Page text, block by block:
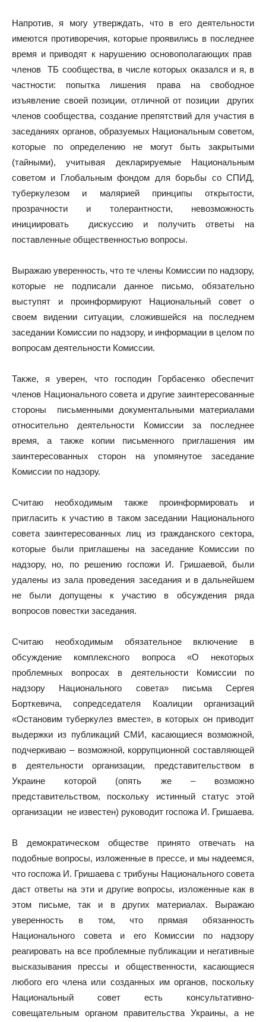
Напротив, я могу утверждать, что в его деятельности
имеются противоречия, которые проявились в последнее
время и приводят к нарушению основополагающих прав
членов ТБ сообщества, в числе которых оказался и я, в
частности: попытка лишения права на свободное
изъявление своей позиции, отличной от позиции других
членов сообщества, создание препятствий для участия в
заседаниях органов, образуемых Национальным советом,
которые по определению не могут быть закрытыми
(тайными), учитывая декларируемые Национальным
советом и Глобальным фондом для борьбы со СПИД,
туберкулезом и малярией принципы открытости,
прозрачности и толерантности, невозможность
инициировать дискуссию и получить ответы на
поставленные общественностью вопросы.
Выражаю уверенность, что те члены Комиссии по надзору,
которые не подписали данное письмо, обязательно
выступят и проинформируют Национальный совет о
своем видении ситуации, сложившейся на последнем
заседании Комиссии по надзору, и информации в целом по
вопросам деятельности Комиссии.
Также, я уверен, что господин Горбасенко обеспечит
членов Национального совета и другие заинтересованные
стороны письменными документальными материалами
относительно деятельности Комиссии за последнее
время, а также копии письменного приглашения им
заинтересованных сторон на упомянутое заседание
Комиссии по надзору.
Считаю необходимым также проинформировать и
пригласить к участию в таком заседании Национального
совета заинтересованных лиц из гражданского сектора,
которые были приглашены на заседание Комиссии по
надзору, но, по решению госпожи И. Гришаевой, были
удалены из зала проведения заседания и в дальнейшем
не были допущены к участию в обсуждения ряда
вопросов повестки заседания.
Считаю необходимым обязательное включение в
обсуждение комплексного вопроса «О некоторых
проблемных вопросах в деятельности Комиссии по
надзору Национального совета» письма Сергея
Борткевича, сопредседателя Коалиции организаций
«Остановим туберкулез вместе», в которых он приводит
выдержки из публикаций СМИ, касающиеся возможной,
подчеркиваю – возможной, коррупционной составляющей
в деятельности организации, представительством в
Украине которой (опять же – возможно
представительством, поскольку истинный статус этой
организации не известен) руководит госпожа И. Гришаева.
В демократическом обществе принято отвечать на
подобные вопросы, изложенные в прессе, и мы надеемся,
что госпожа И. Гришаева с трибуны Национального совета
даст ответы на эти и другие вопросы, изложенные как в
этом письме, так и в других материалах. Выражаю
уверенность в том, что прямая обязанность
Национального совета и его Комиссии по надзору
реагировать на все проблемные публикации и негативные
высказывания прессы и общественности, касающиеся
любого его члена или созданных им органов, поскольку
Национальный совет есть консультативно-
совещательным органом правительства Украины, а не